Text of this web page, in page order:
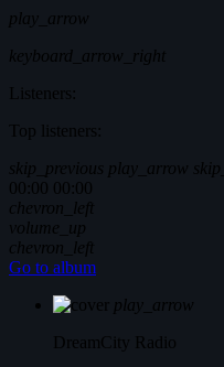
play_arrow
keyboard_arrow_right
Listeners:
Top listeners:
skip_previous play_arrow
00:00 00:00
chevron_left
volume_up
chevron_left
Go to album
play_arrow
DreamCity Radio